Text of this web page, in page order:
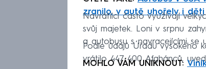
zranilo, v autě uhořely i děti
Navrátilci často využívají
svůj majetek. Loni v srpnu
a autobusu s navracejícími se
Podle údajů Úřadu vysokého
vrátilo 447 400 Afghánců,
MOHLO VÁM UNIKNOUT: